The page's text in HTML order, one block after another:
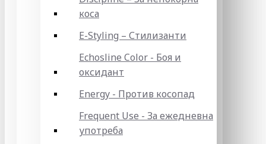
коса
E-Styling – Стилизанти
Echosline Color - Боя и
оксидант
Energy - Против косопад
Frequent Use - За ежедневна
употреба